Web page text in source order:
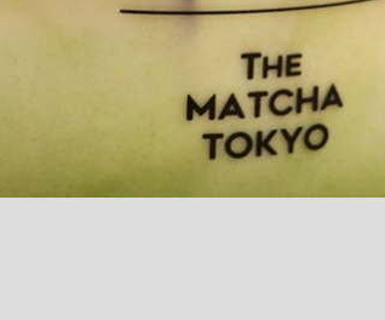
「最悪の空気のまま解散
観る将棋、読